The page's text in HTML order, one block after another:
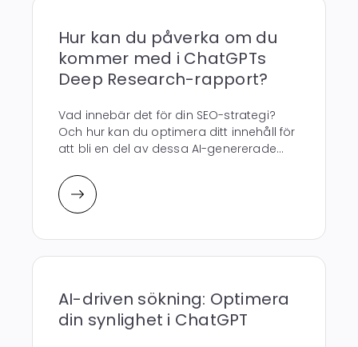
Hur kan du påverka om du
kommer med i ChatGPTs
Deep Research-rapport?
Vad innebär det för din SEO-strategi?
Och hur kan du optimera ditt innehåll för
att bli en del av dessa AI-genererade...
AI-driven sökning: Optimera
din synlighet i ChatGPT